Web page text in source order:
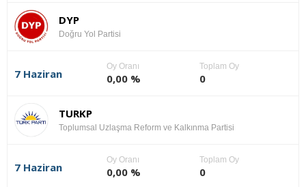
DYP
Doğru Yol Partisi
7 Haziran
Oy Oranı
0,00 %
Toplam Oy
0
TURKP
Toplumsal Uzlaşma Reform ve Kalkınma Partisi
7 Haziran
Oy Oranı
0,00 %
Toplam Oy
0